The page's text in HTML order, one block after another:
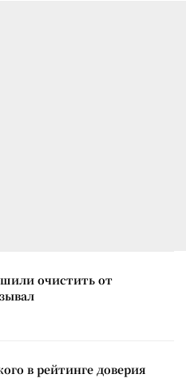
очистить от
в рейтинге доверия